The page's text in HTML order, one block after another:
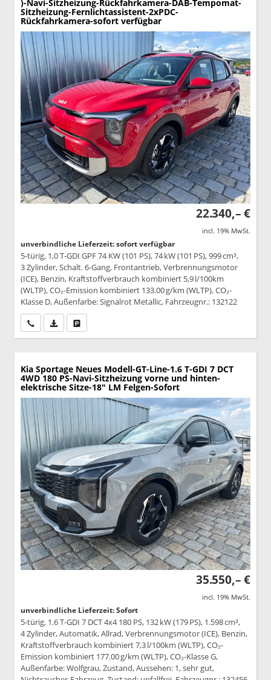
)-Navi-Sitzheizung-Rückfahrkamera-DAB-Tempomat-
Sitzheizung-Fernlichtassistent-2xPDC-
Rückfahrkamera-sofort verfügbar
22.340,– €
incl. 19% MwSt.
unverbindliche Lieferzeit: sofort verfügbar
5-türig, 1,0 T-GDI GPF 74 KW (101 PS), 74 kW (101 PS), 999 cm³,
3 Zylinder, Schalt. 6-Gang, Frontantrieb, Verbrennungsmotor
(ICE), Benzin, Kraftstoffverbrauch kombiniert 5,9 l/100km
(WLTP), CO₂-Emission kombiniert 133.00 g/km (WLTP), CO₂-
Klasse D, Außenfarbe: Signalrot Metallic, Fahrzeugnr.: 132122
Wir rufen Sie anPDF-Datei, Fahrzeugexposé drucken
Kia Sportage Neues Modell-GT-Line-1.6 T-GDI 7 DCT
4WD 180 PS-Navi-Sitzheizung vorne und hinten-
elektrische Sitze-18" LM Felgen-Sofort
35.550,– €
incl. 19% MwSt.
unverbindliche Lieferzeit: Sofort
5-türig, 1.6 T-GDI 7 DCT 4x4 180 PS, 132 kW (179 PS), 1.598 cm³,
4 Zylinder, Automatik, Allrad, Verbrennungsmotor (ICE), Benzin,
Kraftstoffverbrauch kombiniert 7,3 l/100km (WLTP), CO₂-
Emission kombiniert 177.00 g/km (WLTP), CO₂-Klasse G,
Außenfarbe: Wolfgrau, Zustand, Aussehen: 1, sehr gut,